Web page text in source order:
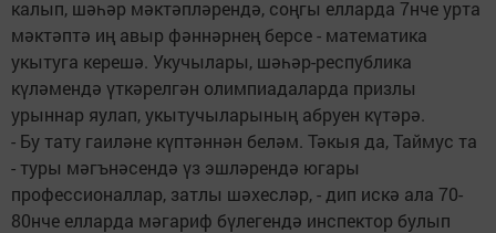
калып, шәһәр мәктәпләрендә, соңгы елларда 7нче урта
мәктәптә иң авыр фәннәрнең берсе - математика
укытуга керешә. Укучылары, шәһәр-республика
күләмендә үткәрелгән олимпиадаларда призлы
урыннар яулап, укытучыларының абруен күтәрә.
- Бу тату гаиләне күптәннән беләм. Тәкыя да, Таймус та
- туры мәгънәсендә үз эшләрендә югары
профессионаллар, затлы шәхесләр, - дип искә ала 70-
80нче елларда мәгариф бүлегендә инспектор булып